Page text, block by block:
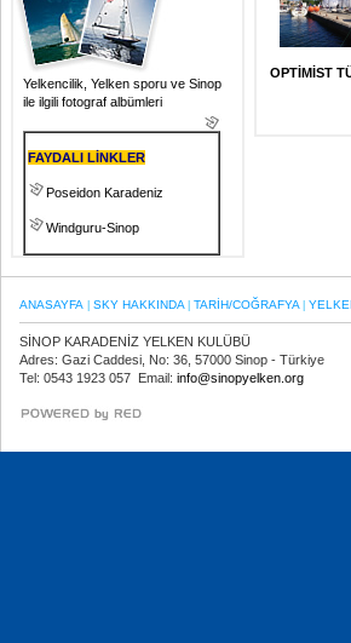
Yelkencilik, Yelken sporu ve Sinop
ile ilgili fotograf albümleri
FAYDALI LİNKLER
Poseidon Karadeniz
Windguru-Sinop
OPTİMİST
ANASAYFA SKY HAKKINDA TARİH/COĞRAFYA
SİNOP KARADENİZ YELKEN KULÜBÜ
Adres: Gazi Caddesi, No: 36, 57000 Sinop - Türkiye
Tel: 0543 1923 057 Email: info@sinopyelken.org